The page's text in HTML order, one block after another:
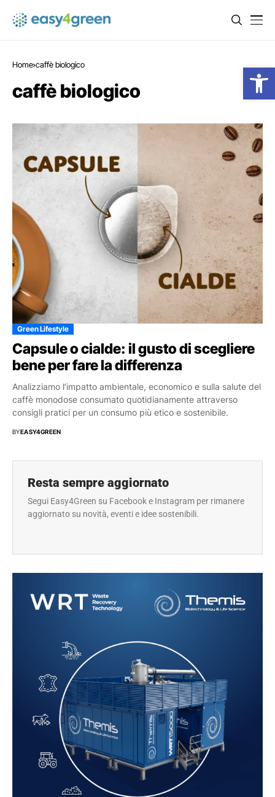
Home caffè biologico
caffè biologico
Green Lifestyle
Capsule o cialde: il gusto di scegliere
bene per fare la differenza
Analizziamo l’impatto ambientale, economico e sulla salute del
caffè monodose consumato quotidianamente attraverso
consigli pratici per un consumo più etico e sostenibile.
BYEASY4GREEN
Resta sempre aggiornato
Segui Easy4Green su Facebook e Instagram per rimanere
aggiornato su novità, eventi e idee sostenibili.